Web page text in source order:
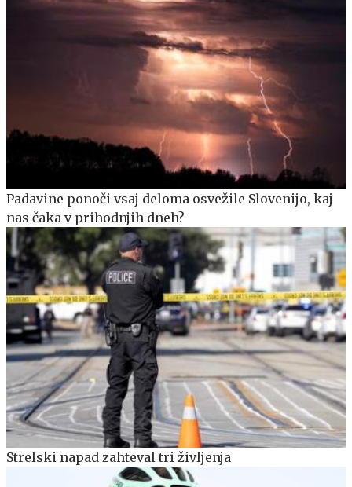
Padavine ponoči vsaj deloma osvežile Slovenijo, kaj
nas čaka v prihodnjih dneh?
Strelski napad zahteval tri življenja